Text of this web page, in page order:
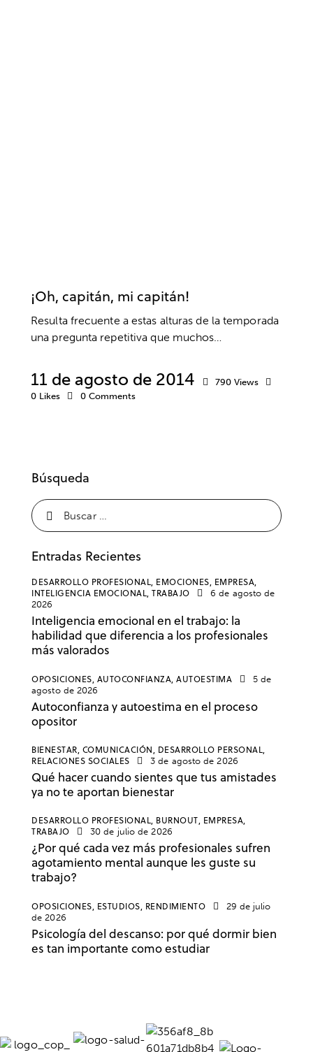
¡Oh, capitán, mi capitán!
Resulta frecuente a estas alturas de la temporada
una pregunta repetitiva que muchos…
11 de agosto de 2014 790 Views
0 Likes 0 Comments
Búsqueda
Entradas Recientes
DESARROLLO PROFESIONAL, EMOCIONES, EMPRESA,
INTELIGENCIA EMOCIONAL, TRABAJO
6 de agosto de
2026
Inteligencia emocional en el trabajo: la
habilidad que diferencia a los profesionales
más valorados
OPOSICIONES, AUTOCONFIANZA, AUTOESTIMA
5 de
agosto de 2026
Autoconfianza y autoestima en el proceso
opositor
BIENESTAR, COMUNICACIÓN, DESARROLLO PERSONAL,
RELACIONES SOCIALES
3 de agosto de 2026
Qué hacer cuando sientes que tus amistades
ya no te aportan bienestar
DESARROLLO PROFESIONAL, BURNOUT, EMPRESA,
TRABAJO
30 de julio de 2026
¿Por qué cada vez más profesionales sufren
agotamiento mental aunque les guste su
trabajo?
OPOSICIONES, ESTUDIOS, RENDIMIENTO
29 de julio
de 2026
Psicología del descanso: por qué dormir bien
es tan importante como estudiar